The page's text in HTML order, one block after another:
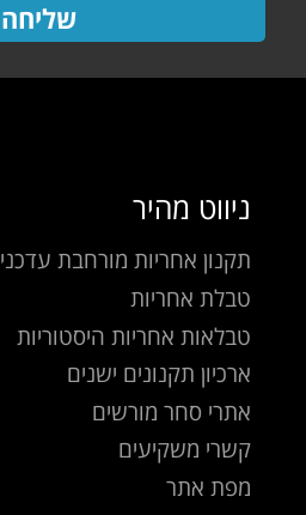
שליחה
ניווט מהיר
תקנון אחריות מורחבת עדכני
טבלת אחריות
טבלאות אחריות היסטוריות
ארכיון תקנונים ישנים
אתרי סחר מורשים
קשרי משקיעים
מפת אתר